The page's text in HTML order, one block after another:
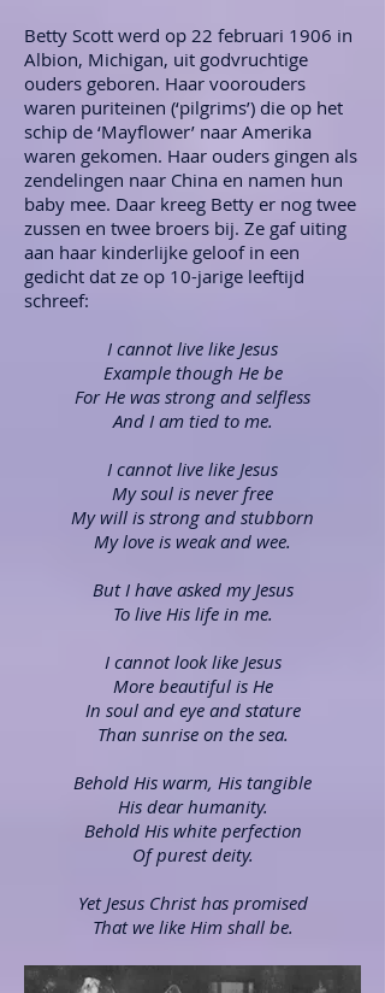
Betty Scott werd op 22 februari 1906 in
Albion, Michigan, uit godvruchtige
ouders geboren. Haar voorouders
waren puriteinen (‘pilgrims’) die op het
schip de ‘Mayflower’ naar Amerika
waren gekomen. Haar ouders gingen als
zendelingen naar China en namen hun
baby mee. Daar kreeg Betty er nog twee
zussen en twee broers bij. Ze gaf uiting
aan haar kinderlijke geloof in een
gedicht dat ze op 10-jarige leeftijd
schreef:
I cannot live like Jesus
Example though He be
For He was strong and selfless
And I am tied to me.
I cannot live like Jesus
My soul is never free
My will is strong and stubborn
My love is weak and wee.
But I have asked my Jesus
To live His life in me.
I cannot look like Jesus
More beautiful is He
In soul and eye and stature
Than sunrise on the sea.
Behold His warm, His tangible
His dear humanity.
Behold His white perfection
Of purest deity.
Yet Jesus Christ has promised
That we like Him shall be.